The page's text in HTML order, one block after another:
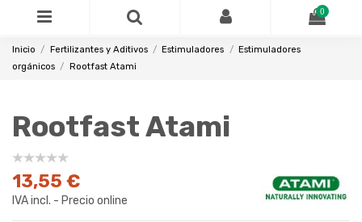
0
Inicio Fertilizantes y Aditivos Estimuladores
Estimuladores
orgánicos
Rootfast Atami
Rootfast Atami
13,55 €
IVA incl. - Precio online